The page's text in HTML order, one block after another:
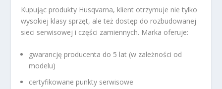
Kupując produkty Husqvarna, klient otrzymuje nie tylko
wysokiej klasy sprzęt, ale też dostęp do rozbudowanej
sieci serwisowej i części zamiennych. Marka oferuje:
gwarancję producenta do 5 lat (w zależności od
modelu)
certyfikowane punkty serwisowe